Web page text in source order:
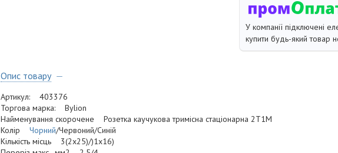
У компанії підключені
купити будь-який товар
Опис товару
Артикул: 403376
Торгова марка: Bylion
Найменування скорочене Розетка каучукова тримісна стаціонарна 2T1M
Колір Чорний/Червоний/Синій
Кількість місць 3(2х25)/)1х16)